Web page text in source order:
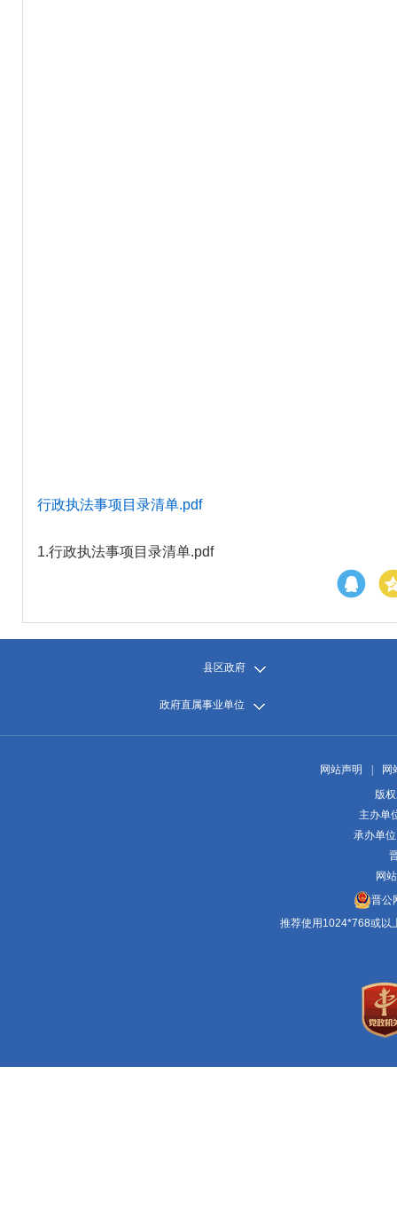
行政执法事项目录清单.pdf
1.行政执法事项目录清单.pdf
县区政府
政府直属事业单位
网站声明
网
版
主办单
承办单
网
晋公
推荐使用1024*768或以